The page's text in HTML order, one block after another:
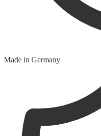
Made in Germany